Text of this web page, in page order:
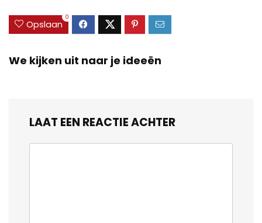
Opslaan
0
We kijken uit naar je ideeën
LAAT EEN REACTIE ACHTER